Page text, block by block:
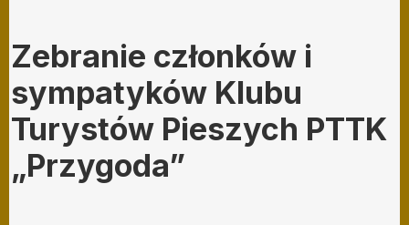
Zebranie członków i
sympatyków Klubu
Turystów Pieszych PTTK
„Przygoda”